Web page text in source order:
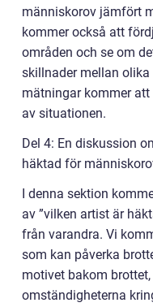
människorov jämfört
kommer också att
områden och se om
skillnader mellan olika
mätningar kommer att
av situationen.
Del 4: En diskussion
häktad för
I denna sektion
av ”vilken artist är
från varandra. Vi
som kan påverka
motivet bakom
omständigheterna